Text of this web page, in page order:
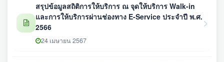
สรุปข้อมูลสถิติการให้บริการ ณ จุดให้บริการ Walk-in
และการให้บริการผ่านช่องทาง E-Service ประจำปี พ.ศ.
2566
24 เมษายน 2567